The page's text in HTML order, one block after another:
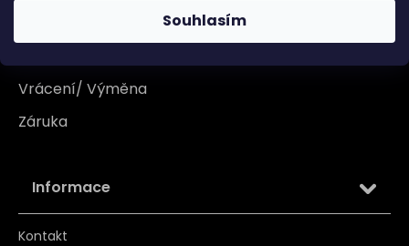
Souhlasím
Vrácení/ Výměna
Záruka
Informace
Kontakt